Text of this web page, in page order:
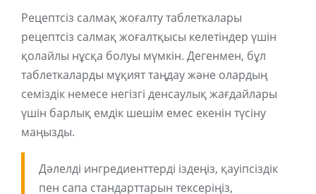
Рецептсіз салмақ жоғалту таблеткалары
рецептсіз салмақ жоғалтқысы келетіндер үшін
қолайлы нұсқа болуы мүмкін. Дегенмен, бұл
таблеткаларды мұқият таңдау және олардың
семіздік немесе негізгі денсаулық жағдайлары
үшін барлық емдік шешім емес екенін түсіну
маңызды.
Дәлелді ингредиенттерді іздеңіз, қауіпсіздік
пен сапа стандарттарын тексеріңіз,